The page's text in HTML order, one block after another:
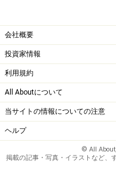
会社概要
投資家情報
利用規約
All Aboutについて
当サイトの情報についての注意
ヘルプ
© All
掲載の記事・写真・イラストなど、